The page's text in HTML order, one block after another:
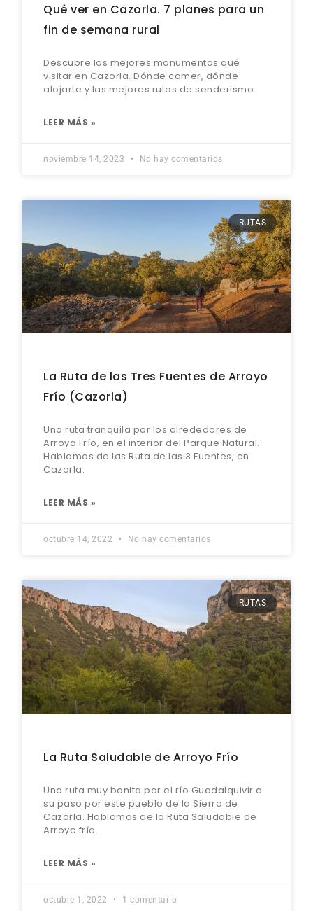
Qué ver en Cazorla. 7 planes para un
fin de semana rural
Descubre los mejores monumentos qué
visitar en Cazorla. Dónde comer, dónde
alojarte y las mejores rutas de senderismo.
LEER MÁS »
noviembre 14, 2023 No hay comentarios
RUTAS
La Ruta de las Tres Fuentes de Arroyo
Frío (Cazorla)
Una ruta tranquila por los alrededores de
Arroyo Frío, en el interior del Parque Natural.
Hablamos de las Ruta de las 3 Fuentes, en
Cazorla.
LEER MÁS »
octubre 14, 2022 No hay comentarios
RUTAS
La Ruta Saludable de Arroyo Frío
Una ruta muy bonita por el río Guadalquivir a
su paso por este pueblo de la Sierra de
Cazorla. Hablamos de la Ruta Saludable de
Arroyo frío.
LEER MÁS »
octubre 1, 2022 1 comentario